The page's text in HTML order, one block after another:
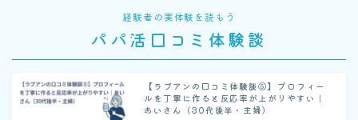
経験者の実体験を読もう
パパ活口コミ体験談
【ラブアンの口コミ体験談⑤】プロフィー
ルを丁寧に作ると反応率が上がりやすい｜
あいさん（30代後半・主婦）